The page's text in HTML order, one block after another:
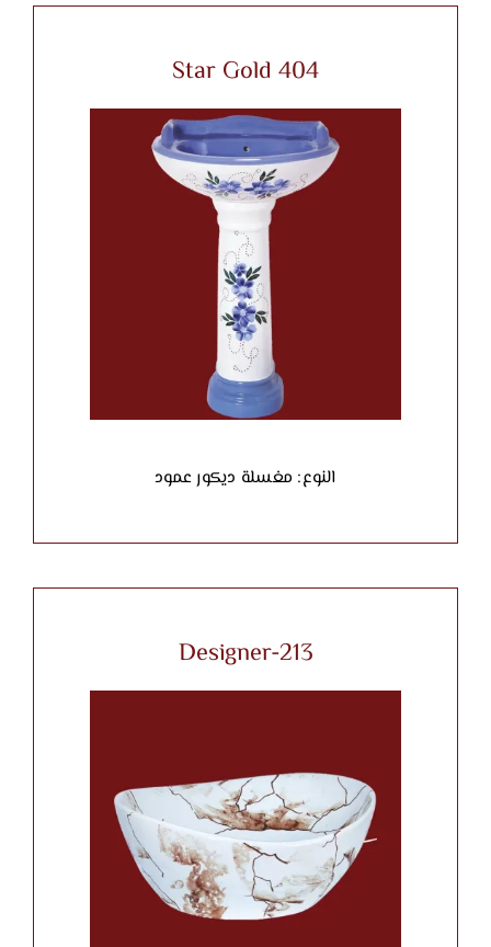
Star Gold 404
النوع: مغسلة ديكور عمود
Designer-213